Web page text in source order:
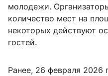
молодежи.
количество мест на
некоторых действуют
гостей.
Ранее, 26 февраля 2026